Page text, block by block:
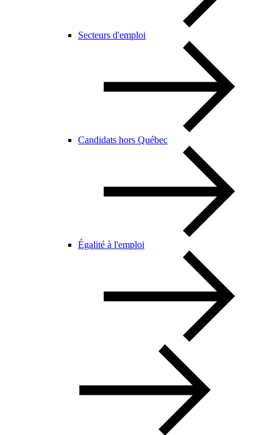
Secteurs d'emploi
Candidats hors Québec
Égalité à l'emploi